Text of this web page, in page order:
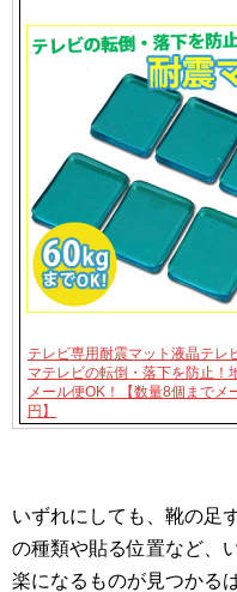
テレビ専用耐震マット液晶テレ
マテレビの転倒・落下を防止！
メール便OK！【数量8個までメ
円】
いずれにしても、靴の足
の種類や貼る位置など、
楽になるものが見つかる